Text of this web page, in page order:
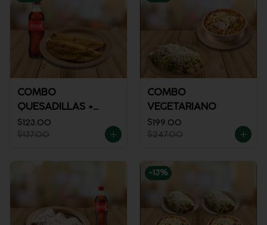
COMBO
QUESADILLAS +
REFRESCO
$123.00
$137.00
COMBO
VEGETARIANO
$199.00
$247.00
-13%